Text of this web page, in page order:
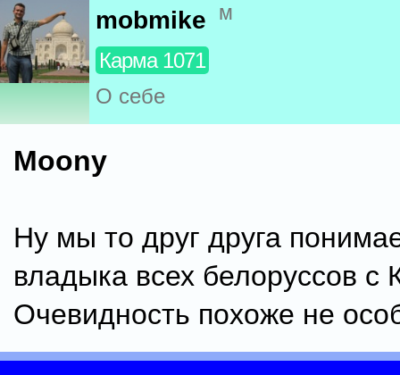
mobmike м
Карма 1071
О себе
Moony
Ну мы то друг друга
владыка всех белоруссов с
Очевидность похоже не